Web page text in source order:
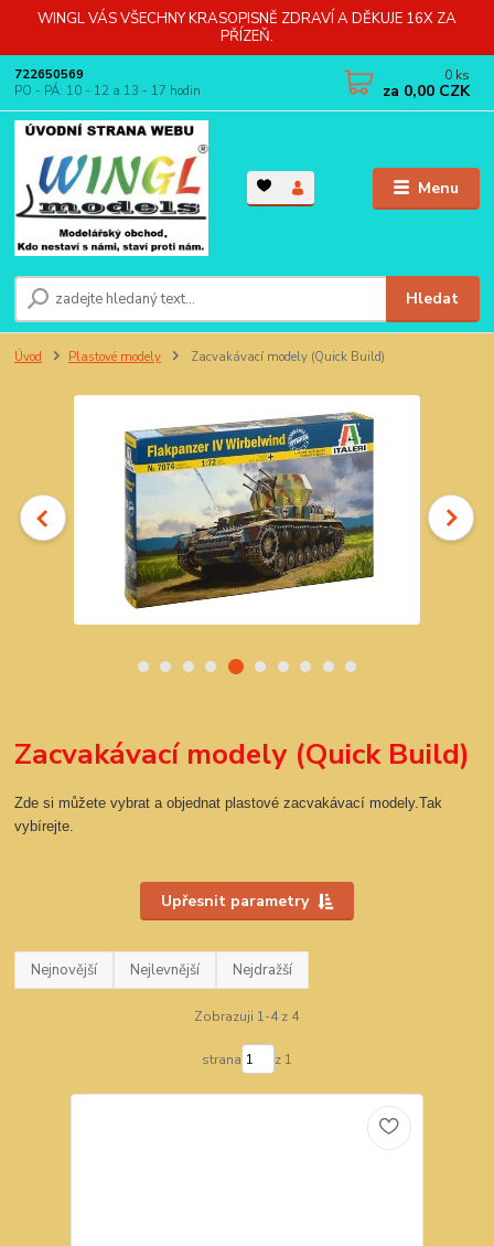
WINGL VÁS VŠECHNY KRASOPISNĚ ZDRAVÍ A DĚKUJE 16X ZA
PŘÍZEŇ.
Menu
Hledat
722650569
PO - PÁ: 10 - 12 a 13 - 17 hodin
0 ks
za 0,00 CZK
Úvod Plastové modely Zacvakávací modely (Quick Build)
Zacvakávací modely (Quick Build)
Zde si můžete vybrat a objednat plastové zacvakávací modely.Tak
vybírejte.
Upřesnit parametry
Nejnovější Nejlevnější Nejdražší
Zobrazuji 1-4 z 4
strana z 1